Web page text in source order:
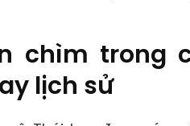
chìm trong
lịch sử